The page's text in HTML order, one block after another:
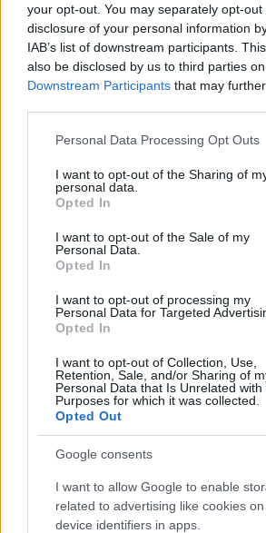
your opt-out. You may separately opt-
disclosure of your personal information
IAB’s list of downstream participants.
also be disclosed by us to third parties
Downstream Participants that may
Please note that this website/app uses
not limited to your visit or usage
grant or deny consent to Google and its
use your data for below specified
consent section.
Personal Data Processing Opt Outs
I want to opt-out of the Sharing of
personal data.
Opted In
I want to opt-out of the Sale of my
Personal Data.
Opted In
I want to opt-out of processing my
Personal Data for Targeted
Opted In
I want to opt-out of Collection, Use,
Retention, Sale, and/or Sharing of
Personal Data that Is Unrelated with
Purposes for which it was collected.
Opted Out
Google consents
I want to allow Google to enable
related to advertising like cookies
device identifiers in apps.
Repülés a szlovák
Az ezekben a hetekben
helikopteres gyakorlat, a Fire Blade
rendezőségének és sajtósainak
időjárás miatt elmaradt Fam Flight
alkalmunk nyílt részt venni a
eperjesi UH-60M Black Hawk IFR/
műszerrepülésén. Kis…